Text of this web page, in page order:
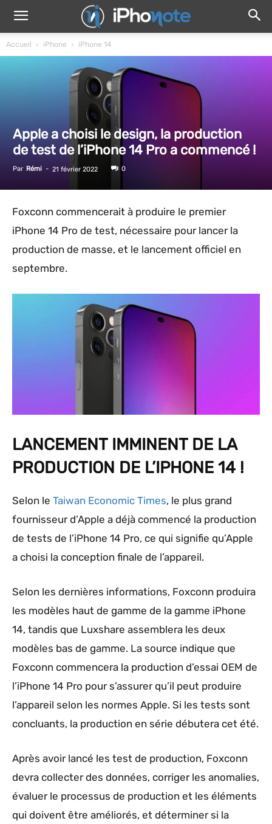
Accueil iPhone iPhone 14
Apple a choisi le design, la production
de test de l’iPhone 14 Pro a commencé !
Par Rémi - 21 février 2022 0
Foxconn commencerait à produire le premier
iPhone 14 Pro de test, nécessaire pour lancer la
production de masse, et le lancement officiel en
septembre.
LANCEMENT IMMINENT DE LA
PRODUCTION DE L’IPHONE 14 !
Selon le Taiwan Economic Times, le plus grand
fournisseur d’Apple a déjà commencé la production
de tests de l’iPhone 14 Pro, ce qui signifie qu’Apple
a choisi la conception finale de l’appareil.
Selon les dernières informations, Foxconn produira
les modèles haut de gamme de la gamme iPhone
14, tandis que Luxshare assemblera les deux
modèles bas de gamme. La source indique que
Foxconn commencera la production d’essai OEM de
l’iPhone 14 Pro pour s’assurer qu’il peut produire
l’appareil selon les normes Apple. Si les tests sont
concluants, la production en série débutera cet été.
Après avoir lancé les test de production, Foxconn
devra collecter des données, corriger les anomalies,
évaluer le processus de production et les éléments
qui doivent être améliorés, et déterminer si la